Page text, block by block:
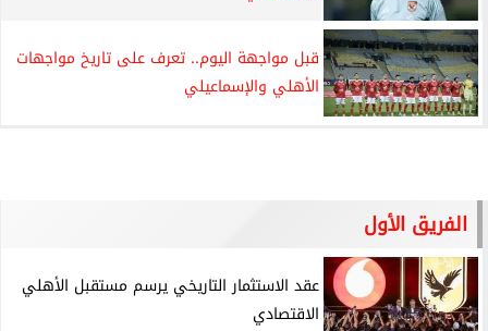
قبل مواجهة اليوم.. تعرف على تاريخ مواجهات
الأهلي والإسماعيلي
الفريق الأول
عقد الاستثمار التاريخي يرسم مستقبل الأهلي
الاقتصادي